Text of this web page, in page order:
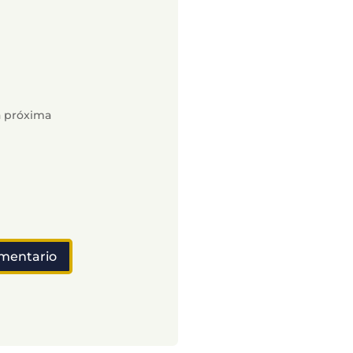
próxima